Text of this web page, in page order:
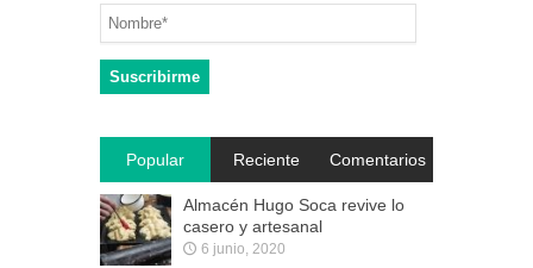
Popular Reciente Comentarios
Almacén Hugo Soca revive lo
casero y artesanal
6 junio, 2020